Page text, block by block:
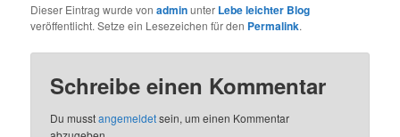
Dieser Eintrag wurde vonadminunter Lebe leichter Blog
veröffentlicht. Setze ein Lesezeichen für den Permalink.
Schreibe einen Kommentar
Du musstangemeldetsein, um einen Kommentar